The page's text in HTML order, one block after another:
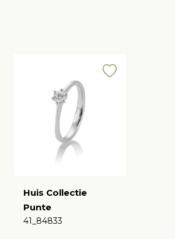
Huis Collectie
Punte
41_84833